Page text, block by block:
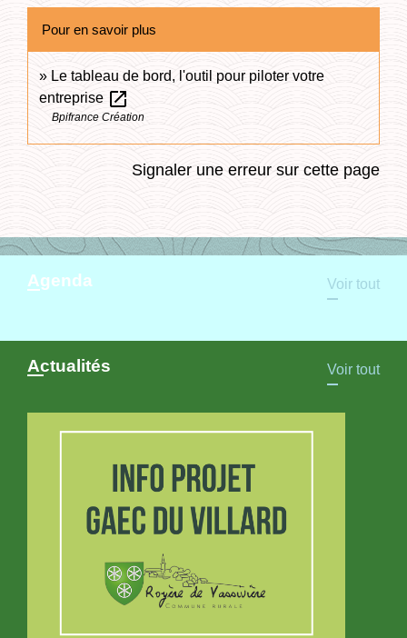
Pour en savoir plus
Le tableau de bord, l'outil pour piloter votre
entreprise open_in_new
Bpifrance Création
Signaler une erreur sur cette page
Agenda Voir tout
Actualités Voir tout